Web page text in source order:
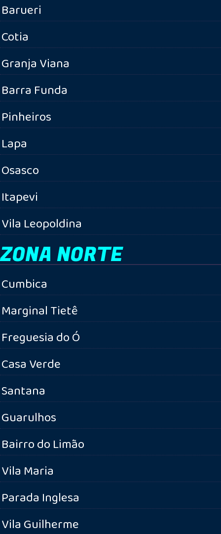
Barueri
Cotia
Granja Viana
Barra Funda
Pinheiros
Lapa
Osasco
Itapevi
Vila Leopoldina
ZONA NORTE
Cumbica
Marginal Tietê
Freguesia do Ó
Casa Verde
Santana
Guarulhos
Bairro do Limão
Vila Maria
Parada Inglesa
Vila Guilherme